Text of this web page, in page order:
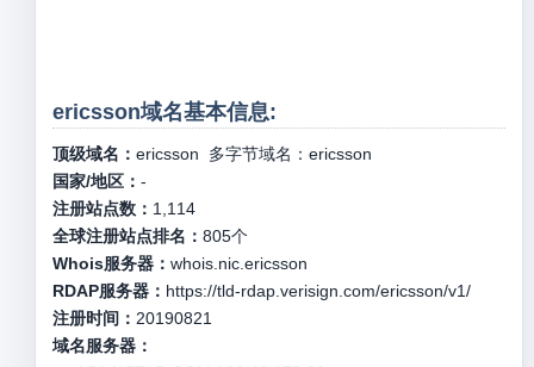
ericsson域名基本信息:
顶级域名： ericsson 多字节域名： ericsson
国家/地区： -
注册站点数： 1,114
全球注册站点排名： 805个
Whois服务器： whois.nic.ericsson
RDAP服务器： https://tld-rdap.verisign.com/ericsson/v1/
注册时间： 20190821
域名服务器：